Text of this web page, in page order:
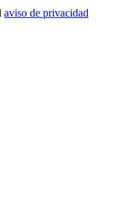
aviso de privacidad